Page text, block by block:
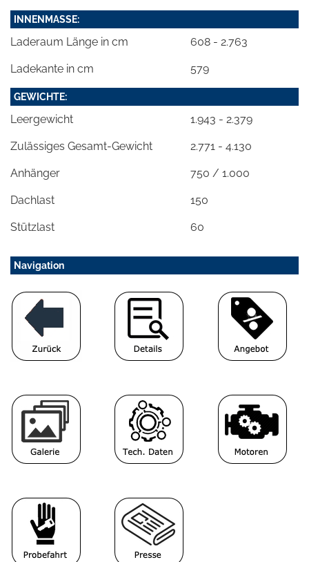
INNENMASSE:
Laderaum Länge in cm 608 - 2.763
Ladekante in cm 579
GEWICHTE:
Leergewicht 1.943 - 2.379
Zulässiges Gesamt-Gewicht 2.771 - 4.130
Anhänger 750 / 1.000
Dachlast 150
Stützlast 60
Navigation